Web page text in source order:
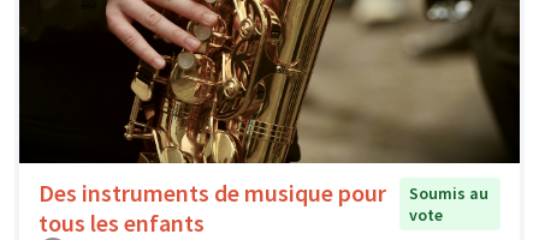
Des instruments de musique pour
tous les enfants
Soumis au
vote